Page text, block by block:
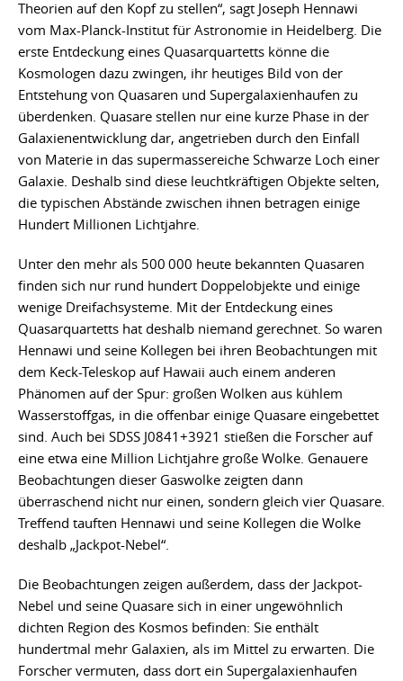
Theorien auf den Kopf zu stellen“, sagt Joseph Hennawi
vom Max-Planck-Institut für Astronomie in Heidelberg. Die
erste Entdeckung eines Quasarquartetts könne die
Kosmologen dazu zwingen, ihr heutiges Bild von der
Entstehung von Quasaren und Supergalaxienhaufen zu
überdenken. Quasare stellen nur eine kurze Phase in der
Galaxienentwicklung dar, angetrieben durch den Einfall
von Materie in das supermassereiche Schwarze Loch einer
Galaxie. Deshalb sind diese leuchtkräftigen Objekte selten,
die typischen Abstände zwischen ihnen betragen einige
Hundert Millionen Lichtjahre.
Unter den mehr als 500 000 heute bekannten Quasaren
finden sich nur rund hundert Doppelobjekte und einige
wenige Dreifachsysteme. Mit der Entdeckung eines
Quasarquartetts hat deshalb niemand gerechnet. So waren
Hennawi und seine Kollegen bei ihren Beobachtungen mit
dem Keck-Teleskop auf Hawaii auch einem anderen
Phänomen auf der Spur: großen Wolken aus kühlem
Wasserstoffgas, in die offenbar einige Quasare eingebettet
sind. Auch bei SDSS J0841+3921 stießen die Forscher auf
eine etwa eine Million Lichtjahre große Wolke. Genauere
Beobachtungen dieser Gaswolke zeigten dann
überraschend nicht nur einen, sondern gleich vier Quasare.
Treffend tauften Hennawi und seine Kollegen die Wolke
deshalb „Jackpot-Nebel“.
Die Beobachtungen zeigen außerdem, dass der Jackpot-
Nebel und seine Quasare sich in einer ungewöhnlich
dichten Region des Kosmos befinden: Sie enthält
hundertmal mehr Galaxien, als im Mittel zu erwarten. Die
Forscher vermuten, dass dort ein Supergalaxienhaufen